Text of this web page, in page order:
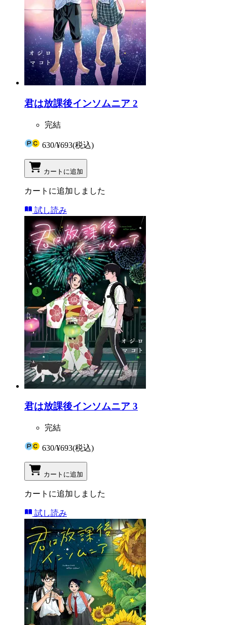
君は放課後インソムニア 2
完結
630/¥693(税込)
カートに追加
カートに追加しました
試し読み
君は放課後インソムニア 3
完結
630/¥693(税込)
カートに追加
カートに追加しました
試し読み